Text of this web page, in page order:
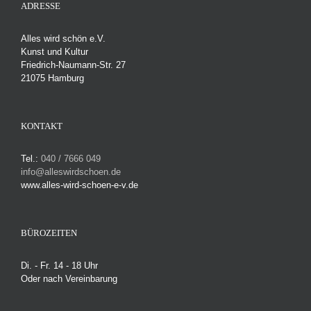
ADRESSE
Alles wird schön e.V.
Kunst und Kultur
Friedrich-Naumann-Str. 27
21075 Hamburg
KONTAKT
Tel.: 040 / 7666 049
info@alleswirdschoen.de
www.alles-wird-schoen-e-v.de
BÜROZEITEN
Di. - Fr. 14 - 18 Uhr
Oder nach Vereinbarung